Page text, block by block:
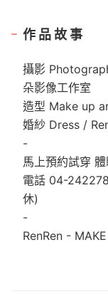
作品故事
攝影
朵影像工作室
造型 Make up
婚紗 Dress /
-
馬上預約試穿
電話 04-
休)
-
RenRen -